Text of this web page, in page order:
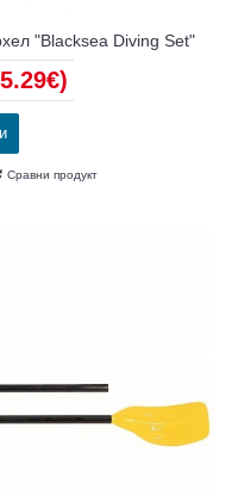
"Blacksea Diving Set"
Сравни продукт